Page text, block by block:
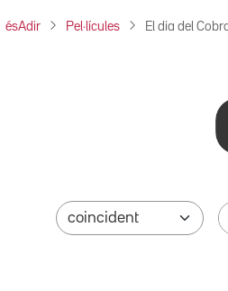
ésAdir Pel·lícules El dia del